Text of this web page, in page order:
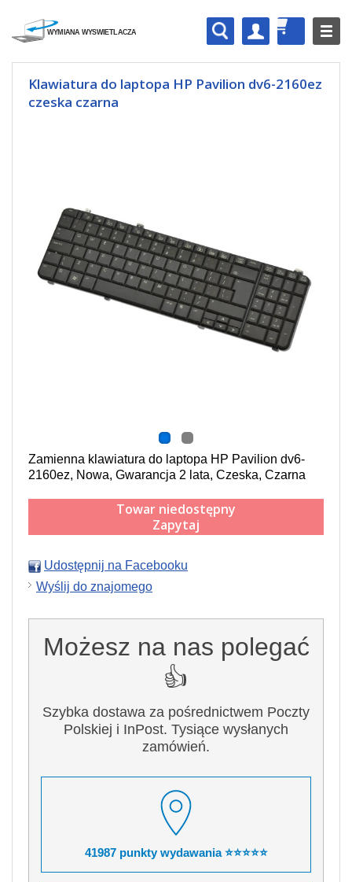
Klawiatura do laptopa HP Pavilion dv6-2160ez
czeska czarna
Zamienna klawiatura do laptopa HP Pavilion dv6-
2160ez, Nowa, Gwarancja 2 lata, Czeska, Czarna
Towar niedostępny
Zapytaj
Udostępnij na Facebooku
Wyślij do znajomego
Możesz na nas polegać
👍
Szybka dostawa za pośrednictwem Poczty
Polskiej i InPost. Tysiące wysłanych
zamówień.
41987 punkty wydawania ⭐⭐⭐⭐⭐